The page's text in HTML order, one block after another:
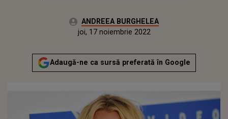
Autor:ANDREEA BURGHELEA
miercuri, 17 noiembrie 2021
Actualizat:
joi, 17 noiembrie 2022
Adaugă-ne ca sursă preferată în Google